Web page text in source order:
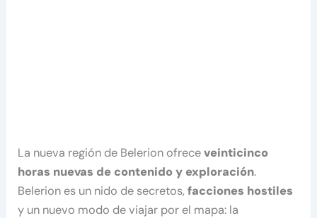
La nueva región de Belerion ofreceveinticinco
horas nuevas de contenido y exploración.
Belerion es un nido de secretos,facciones hostiles
y un nuevo modo de viajar por el mapa: la